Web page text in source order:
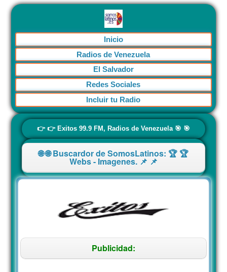
Inicio
Radios de Venezuela
El Salvador
Redes Sociales
Incluir tu Radio
👉 👉 Exitos 99.9 FM, Radios de Venezuela 🎯 🎯
🌐 🌐 Buscardor de SomosLatinos: 🏆 🏆
Webs - Imagenes. 📌 📌
Publicidad: